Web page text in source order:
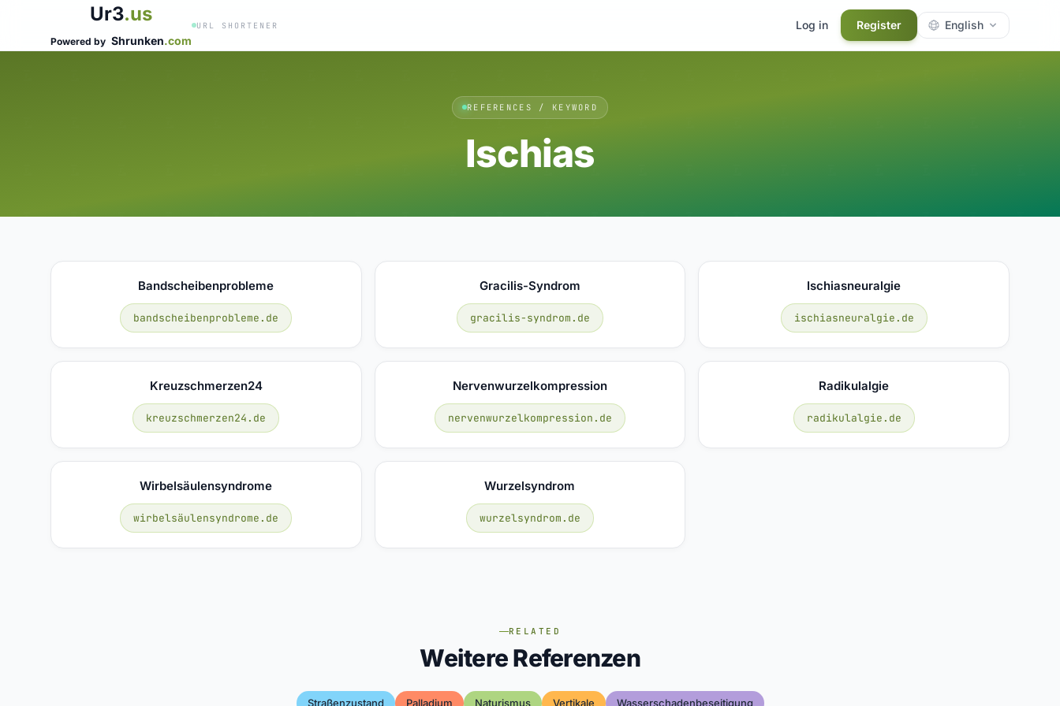
Ur3.us
Powered by Shrunken.com
URL SHORTENER Log in Register English
REFERENCES / KEYWORD
Ischias
Bandscheibenprobleme
bandscheibenprobleme.de
Gracilis-Syndrom
gracilis-syndrom.de
Ischiasneuralgie
ischiasneuralgie.de
Kreuzschmerzen24
kreuzschmerzen24.de
Nervenwurzelkompression
nervenwurzelkompression.de
Radikulalgie
radikulalgie.de
Wirbelsäulensyndrome
wirbelsäulensyndrome.de
Wurzelsyndrom
wurzelsyndrom.de
RELATED
Weitere Referenzen
Straßenzustand Palladium Naturismus Vertikale Wasserschadenbeseitigung